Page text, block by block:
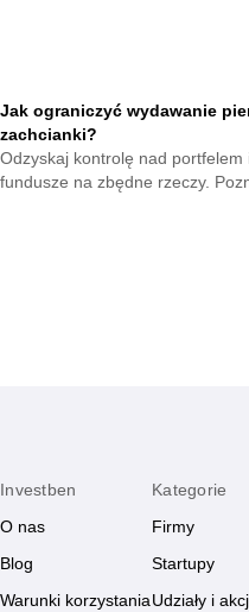
Jak ograniczyć wydawanie
zachcianki?
Odzyskaj kontrolę nad portfelem
fundusze na zbędne rzeczy.
Investben
O nas
Blog
Warunki korzystania
Kategorie
Firmy
Startupy
Udziały i